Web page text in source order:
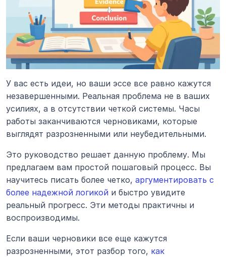
У вас есть идеи, но ваши эссе все равно кажутся
незавершенными. Реальная проблема не в ваших
усилиях, а в отсутствии четкой системы. Часы
работы заканчиваются черновиками, которые
выглядят разрозненными или неубедительными.
Это руководство решает данную проблему. Мы
предлагаем вам простой пошаговый процесс. Вы
научитесь писать более четко, аргументировать с
более надежной логикой и быстро увидите
реальный прогресс. Эти методы практичны и
воспроизводимы.
Если ваши черновики все еще кажутся
разрозненными, этот разбор того, как